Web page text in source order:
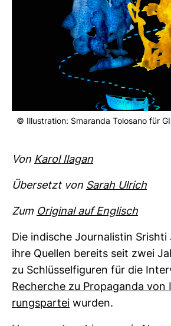
© Illus­tra­tion: Sma­randa Tolosano für
Von Karol Ilagan
Über­setzt von Sarah Ulrich
Zum Ori­ginal auf Eng­lisch
Die indi­sche Jour­na­listin
ihre Quellen bereits seit zwei
zu Schlüs­sel­fi­guren für die
Recherche zu Pro­pa­ganda von
rungs­partei wurden.